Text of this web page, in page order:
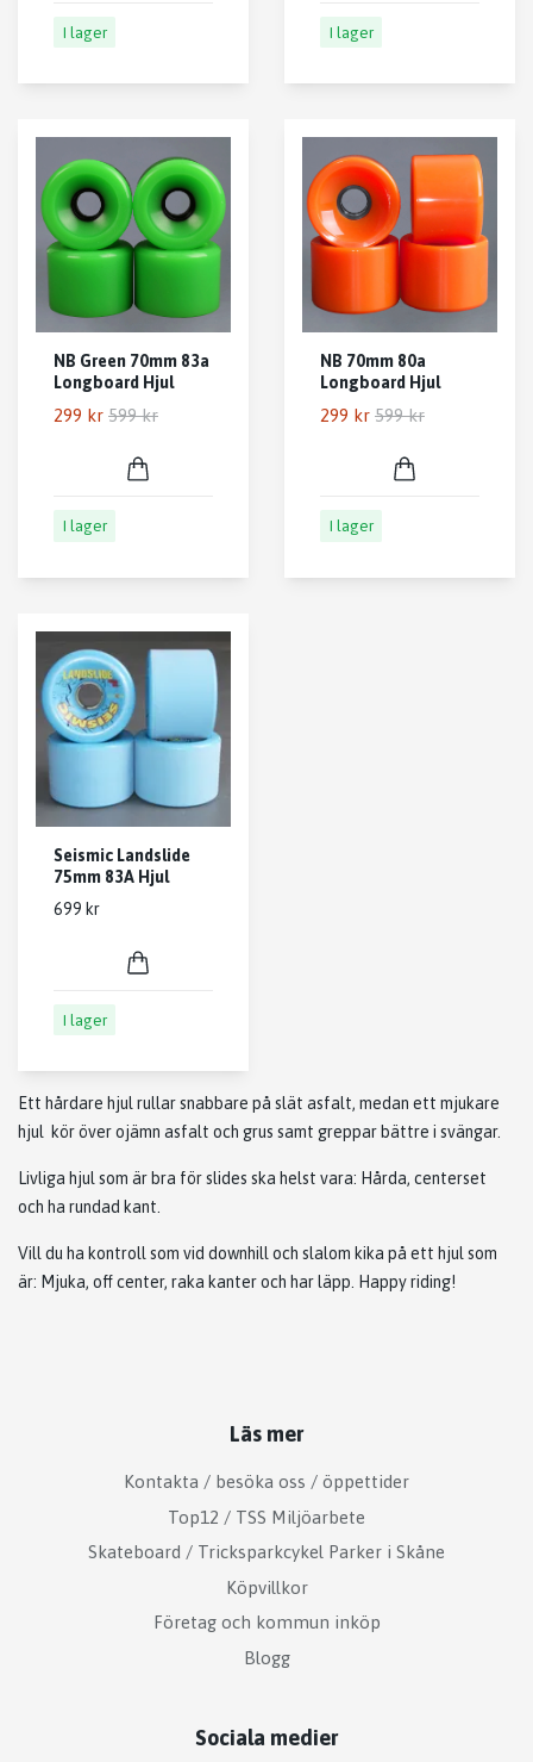
I lager I lager
NB Green 70mm 83a
Longboard Hjul
299 kr 599 kr
I lager
NB 70mm 80a
Longboard Hjul
299 kr 599 kr
I lager
Seismic Landslide
75mm 83A Hjul
699 kr
I lager
Ett hårdare hjul rullar snabbare på slät asfalt, medan ett mjukare
hjul kör över ojämn asfalt och grus samt greppar bättre i svängar.
Livliga hjul som är bra för slides ska helst vara: Hårda, centerset
och ha rundad kant.
Vill du ha kontroll som vid downhill och slalom kika på ett hjul som
är: Mjuka, off center, raka kanter och har läpp. Happy riding!
Läs mer
Kontakta / besöka oss / öppettider
Top12 / TSS Miljöarbete
Skateboard / Tricksparkcykel Parker i Skåne
Köpvillkor
Företag och kommun inköp
Blogg
Sociala medier